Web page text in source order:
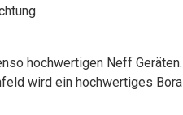
hochwertigen Neff Geräten.
wird ein hochwertiges Bora